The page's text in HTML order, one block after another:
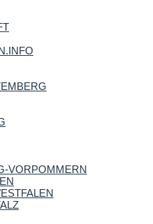
VORPOMMERN